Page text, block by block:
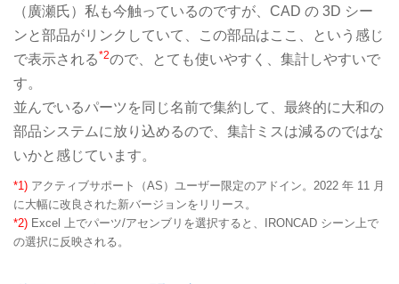
（廣瀬氏）私も今触っているのですが、CAD の 3D シー
ンと部品がリンクしていて、この部品はここ、という感じ
で表示される*2ので、とても使いやすく、集計しやすいで
す。
並んでいるパーツを同じ名前で集約して、最終的に大和の
部品システムに放り込めるので、集計ミスは減るのではな
いかと感じています。
*1) アクティブサポート（AS）ユーザー限定のアドイン。2022 年 11 月
に大幅に改良された新バージョンをリリース。
*2) Excel 上でパーツ/アセンブリを選択すると、IRONCAD シーン上で
の選択に反映される。